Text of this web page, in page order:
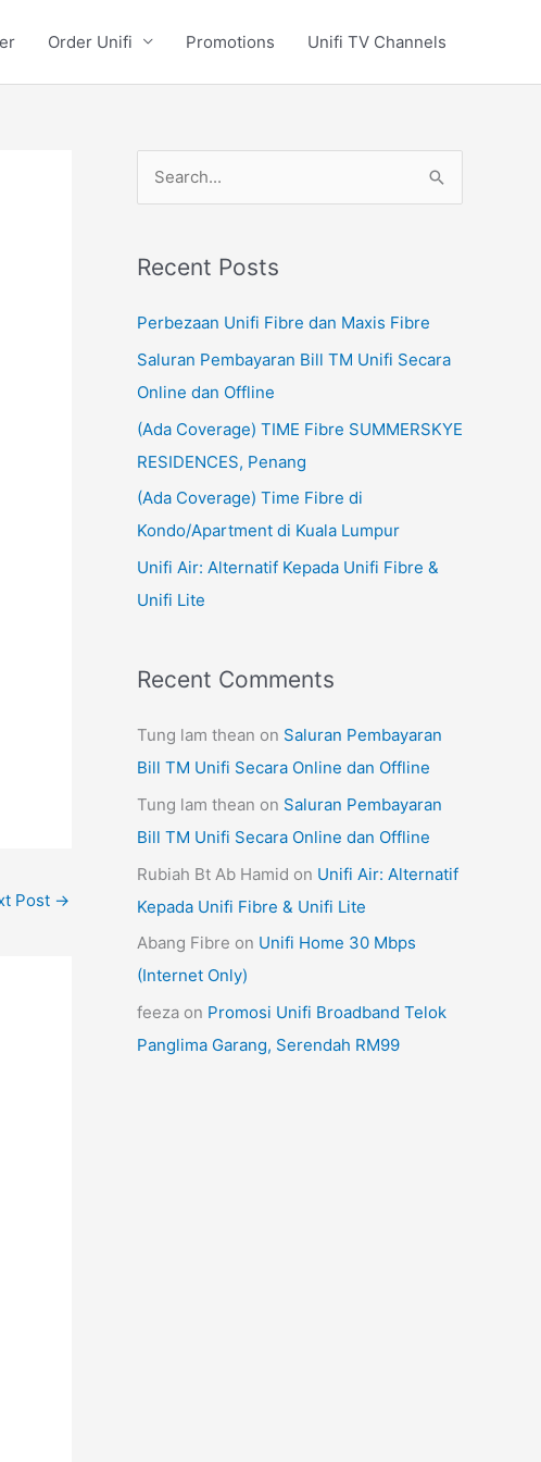
Order Unifi Promotions Unifi TV Channels
Post →
r
c
r
:
Recent Posts
Perbezaan Unifi Fibre dan Maxis Fibre
Saluran Pembayaran Bill TM Unifi Secara
Online dan Offline
(Ada Coverage) TIME Fibre SUMMERSKYE
RESIDENCES, Penang
(Ada Coverage) Time Fibre di
Kondo/Apartment di Kuala Lumpur
Unifi Air: Alternatif Kepada Unifi Fibre &
Unifi Lite
Recent Comments
Tung lam thean on Saluran Pembayaran
Bill TM Unifi Secara Online dan Offline
Tung lam thean on Saluran Pembayaran
Bill TM Unifi Secara Online dan Offline
Rubiah Bt Ab Hamid on Unifi Air: Alternatif
Kepada Unifi Fibre & Unifi Lite
Abang Fibre on Unifi Home 30 Mbps
(Internet Only)
feeza on Promosi Unifi Broadband Telok
Panglima Garang, Serendah RM99